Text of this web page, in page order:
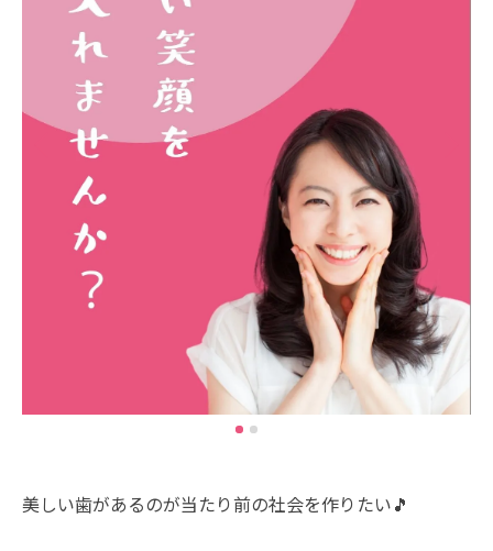
美しい歯があるのが当たり前の社会を作りたい🎵